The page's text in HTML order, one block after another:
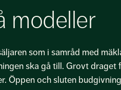
modeller
som i samråd med
ska gå till. Grovt draget
Öppen och sluten